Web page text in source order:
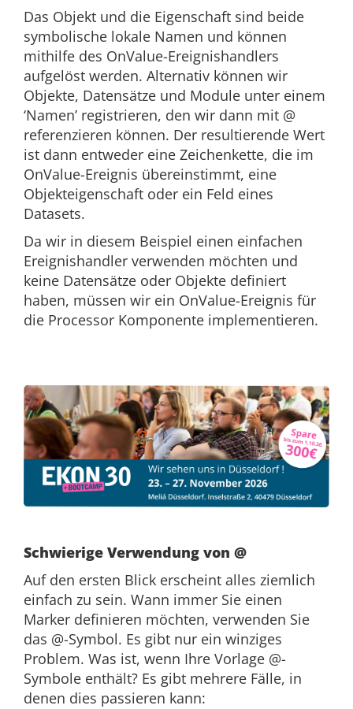
Das Objekt und die Eigenschaft sind beide
symbolische lokale Namen und können
mithilfe des OnValue-Ereignishandlers
aufgelöst werden. Alternativ können wir
Objekte, Datensätze und Module unter einem
‘Namen’ registrieren, den wir dann mit @
referenzieren können. Der resultierende Wert
ist dann entweder eine Zeichenkette, die im
OnValue-Ereignis übereinstimmt, eine
Objekteigenschaft oder ein Feld eines
Datasets.
Da wir in diesem Beispiel einen einfachen
Ereignishandler verwenden möchten und
keine Datensätze oder Objekte definiert
haben, müssen wir ein OnValue-Ereignis für
die Processor Komponente implementieren.
Schwierige Verwendung von @
Auf den ersten Blick erscheint alles ziemlich
einfach zu sein. Wann immer Sie einen
Marker definieren möchten, verwenden Sie
das @-Symbol. Es gibt nur ein winziges
Problem. Was ist, wenn Ihre Vorlage @-
Symbole enthält? Es gibt mehrere Fälle, in
denen dies passieren kann: